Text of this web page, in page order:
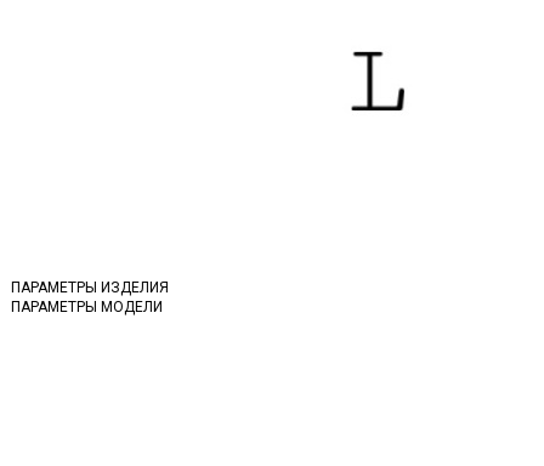
ПАРАМЕТРЫ ИЗДЕЛИЯ
ПАРАМЕТРЫ МОДЕЛИ